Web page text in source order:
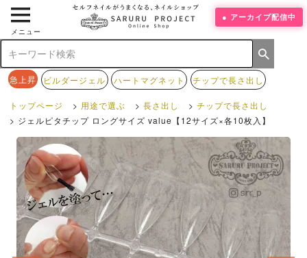
メニュー
急上昇 ビルダージェル ハートマグネット チップで長さ出し
アーカイブ配信中
トップページ 用途で選ぶ 長さ出し
チップで長さ出し
ジェルピタチップ ロングサイズ value【12サイズ×各10枚入】